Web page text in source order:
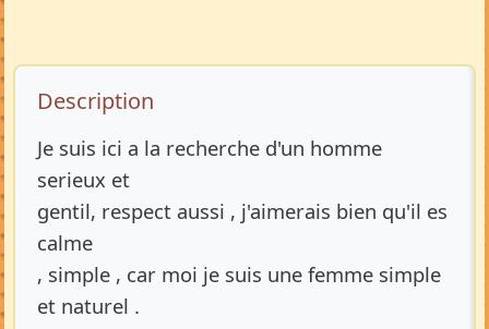
Description de l’annonce
Description
Je suis ici a la recherche d'un homme
serieux et
gentil, respect aussi , j'aimerais bien qu'il es
calme
, simple , car moi je suis une femme simple
et naturel .